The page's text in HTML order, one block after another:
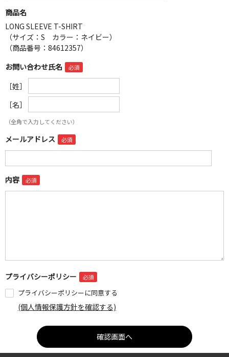
商品名
LONG SLEEVE T-SHIRT
（サイズ：S カラー：ネイビー）
（商品番号：84612357）
お問い合わせ氏名
［姓］
［名］
（全角で入力してください）
メールアドレス
内容
プライバシーポリシー
プライバシーポリシーに同意する
(個人情報保護方針を確認する)